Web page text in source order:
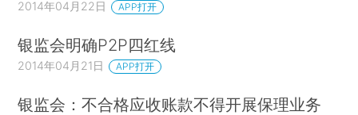
2014年04月22日 APP打开
银监会明确P2P四红线
2014年04月21日 APP打开
银监会：不合格应收账款不得开展保理业务